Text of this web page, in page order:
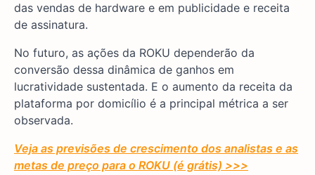
das vendas de hardware e em publicidade e receita
de assinatura.
No futuro, as ações da ROKU dependerão da
conversão dessa dinâmica de ganhos em
lucratividade sustentada. E o aumento da receita da
plataforma por domicílio é a principal métrica a ser
observada.
Veja as previsões de crescimento dos analistas e as
metas de preço para o ROKU (é grátis) >>>